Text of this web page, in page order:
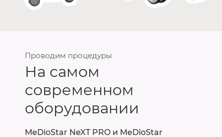
Проводим процедуры
На самом
современном
оборудовании
MeDioStar NeXT PRO и MeDioStar